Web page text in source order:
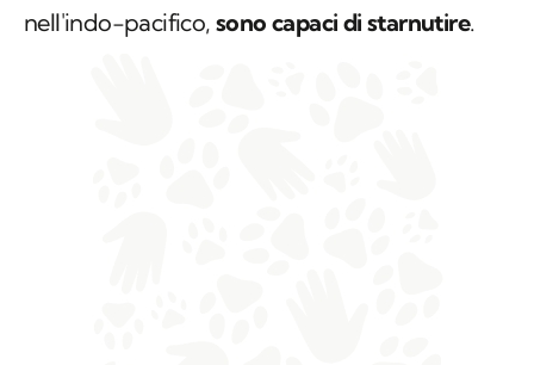
nell'indo-pacifico, sono capaci di starnutire.